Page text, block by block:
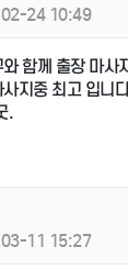
24 10:49
함께 출장 마사
지중 최고 입니
.
11 15:27